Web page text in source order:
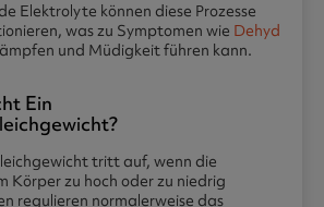
Elektrolyte können diese Prozesse
was zu Symptomen wie Dehyd
und Müdigkeit führen kann.
Ein
?
tritt auf, wenn die
Körper zu hoch oder zu niedrig
regulieren normalerweise das